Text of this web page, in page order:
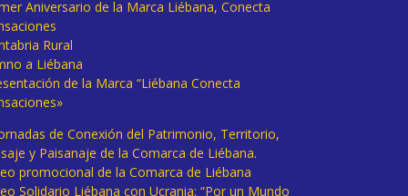
Aniversario de la Marca Liébana, Conecta
Rural
a Liébana
de la Marca “Liébana Conecta
de Conexión del Patrimonio, Territorio,
y Paisanaje de la Comarca de Liébana.
promocional de la Comarca de Liébana
Solidario Liébana con Ucrania: “Por un Mundo